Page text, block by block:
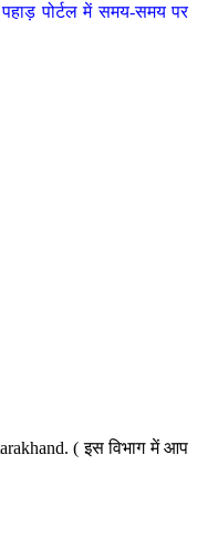
पोर्टल में समय-समय पर
( इस विभाग में आप